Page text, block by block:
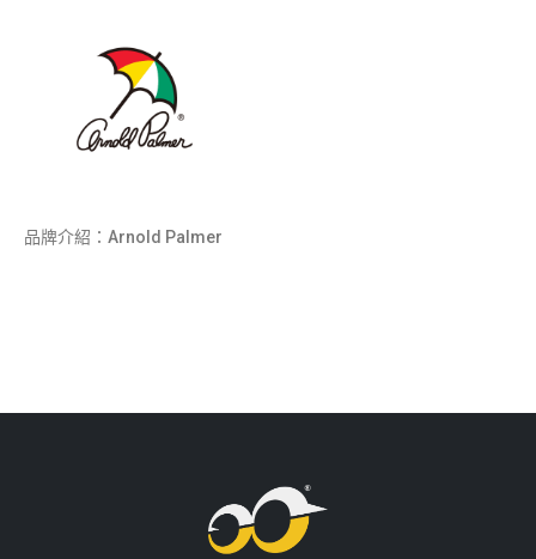
品牌介紹：Arnold Palmer